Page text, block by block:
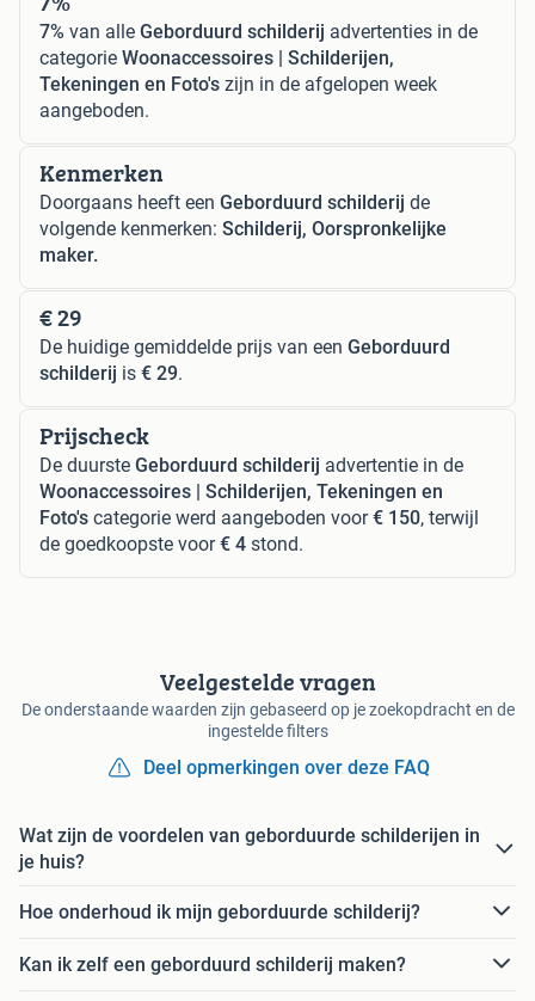
7% van alle Geborduurd schilderij advertenties in de
categorie Woonaccessoires | Schilderijen,
Tekeningen en Foto's zijn in de afgelopen week
aangeboden.
Kenmerken
Doorgaans heeft een Geborduurd schilderij de
volgende kenmerken: Schilderij, Oorspronkelijke
maker.
€ 29
De huidige gemiddelde prijs van een Geborduurd
schilderij is € 29.
Prijscheck
De duurste Geborduurd schilderij advertentie in de
Woonaccessoires | Schilderijen, Tekeningen en
Foto's categorie werd aangeboden voor€ 150, terwijl
de goedkoopste voor€ 4 stond.
Veelgestelde vragen
De onderstaande waarden zijn gebaseerd op je zoekopdracht en de
ingestelde filters
Deel opmerkingen over deze FAQ
Wat zijn de voordelen van geborduurde schilderijen in
je huis?
Hoe onderhoud ik mijn geborduurde schilderij?
Kan ik zelf een geborduurd schilderij maken?